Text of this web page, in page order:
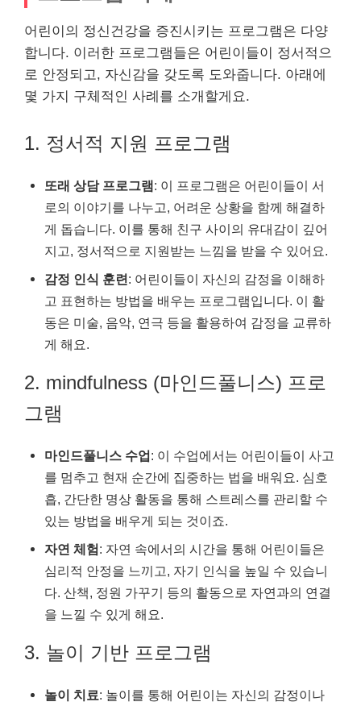
어린이의 정신건강을 증진시키는 프로그램은 다양
합니다. 이러한 프로그램들은 어린이들이 정서적으
로 안정되고, 자신감을 갖도록 도와줍니다. 아래에
몇 가지 구체적인 사례를 소개할게요.
1. 정서적 지원 프로그램
또래 상담 프로그램: 이 프로그램은 어린이들이 서
로의 이야기를 나누고, 어려운 상황을 함께 해결하
게 돕습니다. 이를 통해 친구 사이의 유대감이 깊어
지고, 정서적으로 지원받는 느낌을 받을 수 있어요.
감정 인식 훈련: 어린이들이 자신의 감정을 이해하
고 표현하는 방법을 배우는 프로그램입니다. 이 활
동은 미술, 음악, 연극 등을 활용하여 감정을 교류하
게 해요.
2. mindfulness (마인드풀니스) 프로
그램
마인드풀니스 수업: 이 수업에서는 어린이들이 사고
를 멈추고 현재 순간에 집중하는 법을 배워요. 심호
흡, 간단한 명상 활동을 통해 스트레스를 관리할 수
있는 방법을 배우게 되는 것이죠.
자연 체험: 자연 속에서의 시간을 통해 어린이들은
심리적 안정을 느끼고, 자기 인식을 높일 수 있습니
다. 산책, 정원 가꾸기 등의 활동으로 자연과의 연결
을 느낄 수 있게 해요.
3. 놀이 기반 프로그램
놀이 치료: 놀이를 통해 어린이는 자신의 감정이나